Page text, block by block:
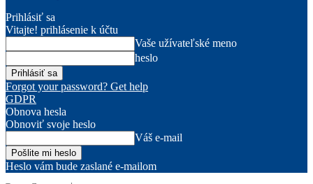
Prihlásiť sa
Vitajte! prihlásenie k účtu
Vaše užívateľské meno
heslo
Forgot your password? Get help
GDPR
Obnova hesla
Obnoviť svoje heslo
Váš e-mail
Heslo vám bude zaslané e-mailom